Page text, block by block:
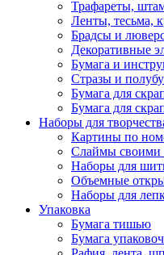
Трафареты,
Ленты, тесьма,
Брадсы и
Декоративные
Бумага и
Стразы и
Бумага для
Бумага для
Наборы для
Картины по
Слаймы своими
Наборы для
Объемные
Наборы для
Упаковка
Бумага тишью
Бумага